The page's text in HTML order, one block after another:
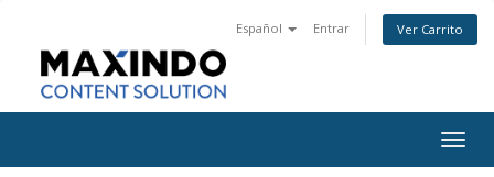
Español Entrar Ver Carrito